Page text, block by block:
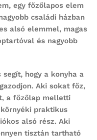
egy főzőlapos elem
családi házban
alsó elemmel, magas
és nagyobb
hogy a konyha a
Aki sokat főz,
a főzőlap melletti
praktikus
alsó rész. Aki
tisztán tartható